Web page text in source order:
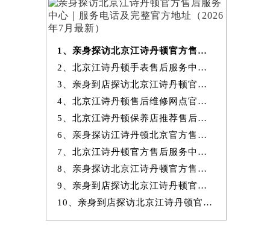
1、亲身探访北京江诗丹顿官方售后服务中心｜服务电话及完整官方地址（20
2、北京江诗丹顿手表售后服务中心提供专业维修保养服务权威公示（2026
3、亲身到店探访北京江诗丹顿官方售后服务中心｜最新热线和全部网点地
4、北京江诗丹顿售后维修网点官方服务指南权威公示（2026年7月最新）
5、北京江诗丹顿保养店推荐售后保养服务权威公示（2026年7月最新）
6、亲身探访江诗丹顿北京官方售后服务中心｜地址与24小时服务电话（2026
7、北京江诗丹顿官方售后服务中心｜最新地址与24小时售后热线权威信息
8、亲身探访北京江诗丹顿官方售后服务中心｜完整网点地址与服务电话（20
9、亲身到店探访北京江诗丹顿官方售后服务中心｜服务热线及全部官方地
10、亲身到店探访北京江诗丹顿官方售后服务中心｜官方热线及全部网点地